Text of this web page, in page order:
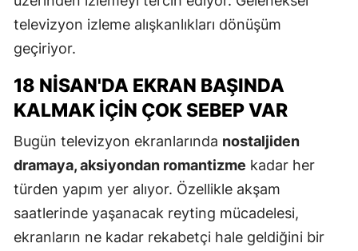
televizyon izleme alışkanlıkları dönüşüm
geçiriyor.
18 NISAN'DA EKRAN BAŞINDA
KALMAK İÇIN ÇOK SEBEP VAR
Bugün televizyon ekranlarında nostaljiden
dramaya, aksiyondan romantizme kadar her
türden yapım yer alıyor. Özellikle akşam
saatlerinde yaşanacak reyting mücadelesi,
ekranların ne kadar rekabetçi hale geldiğini bir